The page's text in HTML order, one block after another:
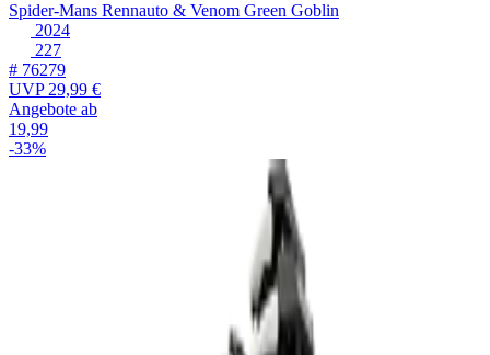
Spider-Mans Rennauto & Venom Green Goblin
2024
227
# 76279
UVP29,99 €
Angebote ab
19,99
-33%